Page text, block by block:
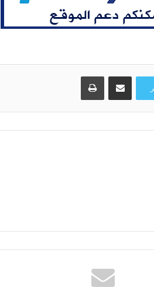
مشاركة عبر البريد طباعة